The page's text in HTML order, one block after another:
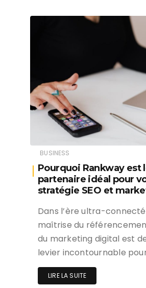
BUSINESS
Pourquoi Rankway est
partenaire idéal pour
stratégie SEO et
Dans l’ère ultra-
maîtrise du
du marketing digital est
levier incontournable
LIRE LA SUITE